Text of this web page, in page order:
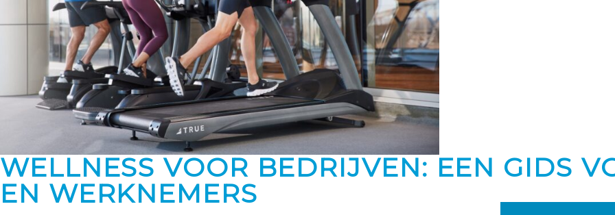
WELLNESS VOOR BEDRIJVEN: EEN GIDS
EN WERKNEMERS